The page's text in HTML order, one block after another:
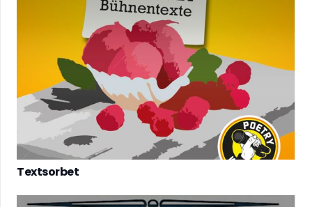
Textsorbet